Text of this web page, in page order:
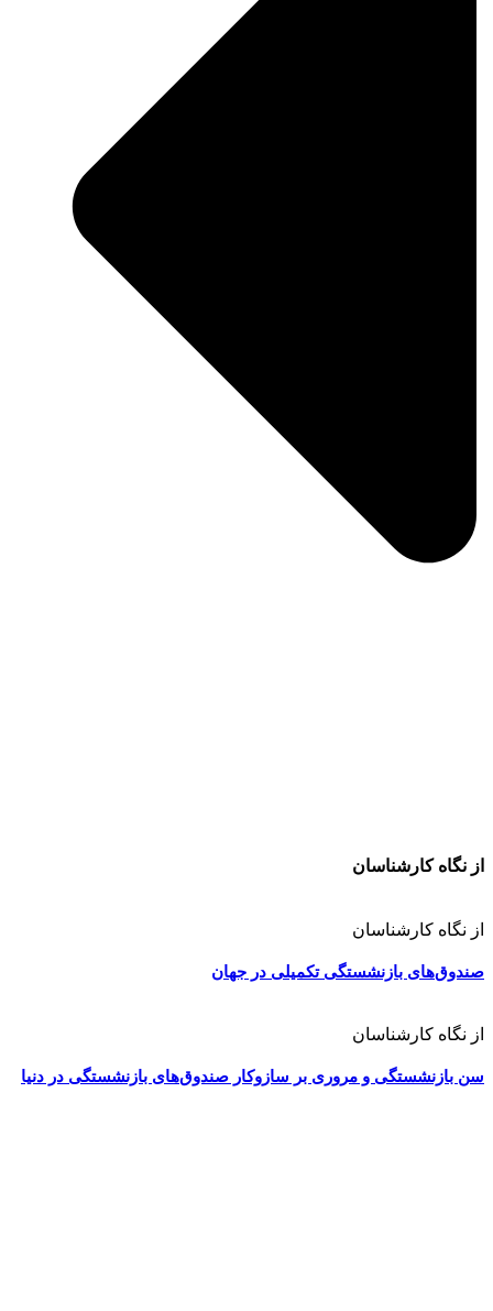
از نگاه کارشناسان
از نگاه کارشناسان
صندوق‌های بازنشستگی تکمیلی در جهان
از نگاه کارشناسان
سن بازنشستگی و مروری بر سازوکار صندوق‌های بازنشستگی در دنیا